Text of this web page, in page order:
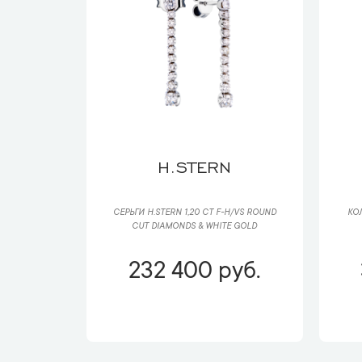
H.STERN
СЕРЬГИ H.STERN 1,20 CT F-H/VS ROUND
CUT DIAMONDS & WHITE GOLD
232 400 руб.